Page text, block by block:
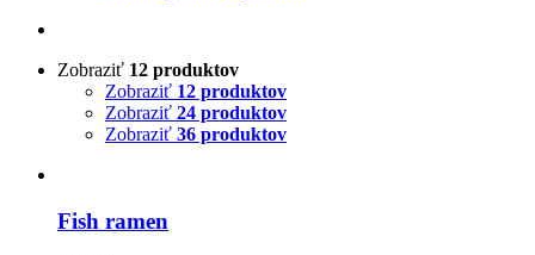
Zobraziť 12 produktov
Zobraziť 12 produktov
Zobraziť 24 produktov
Zobraziť 36 produktov
Fish ramen